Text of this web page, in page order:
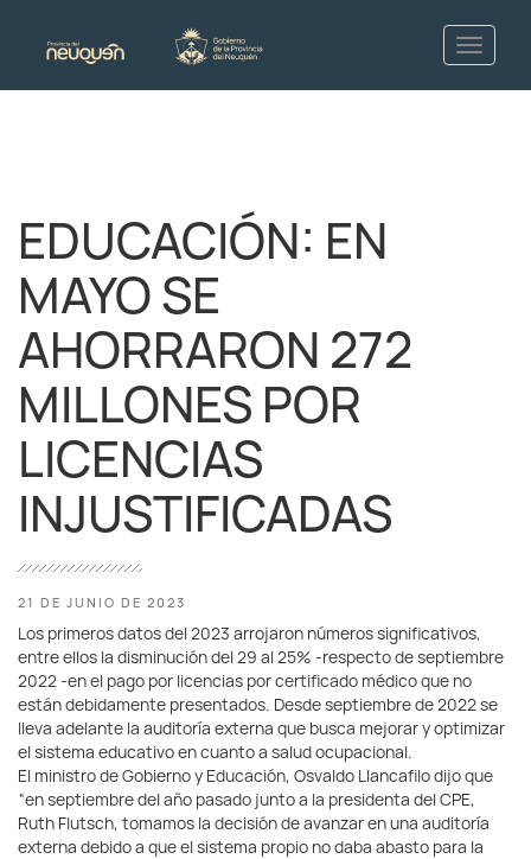
EDUCACIÓN: EN
MAYO SE
AHORRARON 272
MILLONES POR
LICENCIAS
INJUSTIFICADAS
21 DE JUNIO DE 2023
Los primeros datos del 2023 arrojaron números significativos,
entre ellos la disminución del 29 al 25% -respecto de septiembre
2022 -en el pago por licencias por certificado médico que no
están debidamente presentados. Desde septiembre de 2022 se
lleva adelante la auditoría externa que busca mejorar y optimizar
el sistema educativo en cuanto a salud ocupacional.
El ministro de Gobierno y Educación, Osvaldo Llancafilo dijo que
“en septiembre del año pasado junto a la presidenta del CPE,
Ruth Flutsch, tomamos la decisión de avanzar en una auditoría
externa debido a que el sistema propio no daba abasto para la